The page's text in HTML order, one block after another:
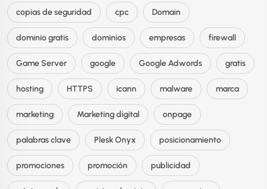
copias de seguridad cpc Domain
dominio gratis dominios empresas firewall
Game Server google Google Adwords gratis
hosting HTTPS icann malware marca
marketing Marketing digital onpage
palabras clave Plesk Onyx posicionamiento
promociones promoción publicidad